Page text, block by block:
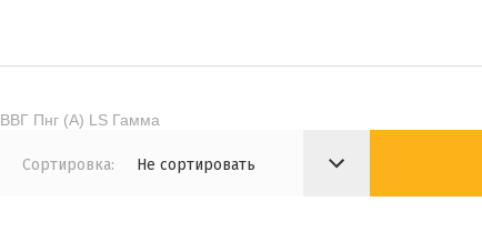
ВВГ Пнг (А) LS Гамма
Сортировка: Не сортировать